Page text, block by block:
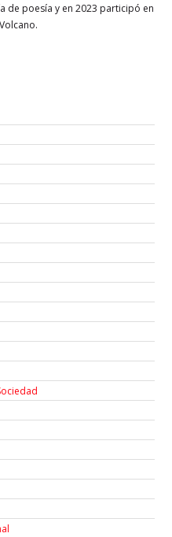
de poesía y en 2023 participó en